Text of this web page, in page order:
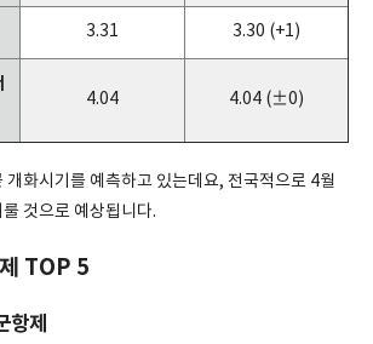
3.31 3.30 (+1)
4.04 4.04 (±0)
개화시기를 예측하고 있는데요, 전국적으로 4월
것으로 예상됩니다.
TOP 5
제